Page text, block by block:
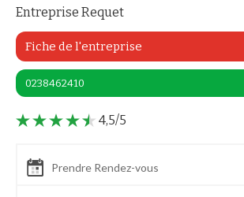
Entreprise Requet
Fiche de l'entreprise
0238462410
4,5/5
Prendre Rendez-vous